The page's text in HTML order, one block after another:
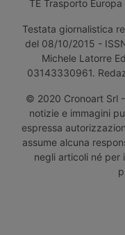
TE Trasporto
Testata giornalistica
del 08/10/2015 -
Michele Latorre
03143330961.
© 2020 Cronoart Srl
notizie e immagini
espressa
assume alcuna
negli articoli né per